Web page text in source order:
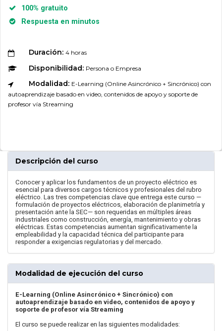
100% gratuito
Respuesta en minutos
Duración: 4 horas
Disponibilidad: Persona o Empresa
Modalidad: E-Learning (Online Asincrónico + Sincrónico) con
autoaprendizaje basado en video, contenidos de apoyo y soporte de
profesor vía Streaming
Descripción del curso
Conocer y aplicar los fundamentos de un proyecto eléctrico es
esencial para diversos cargos técnicos y profesionales del rubro
eléctrico. Las tres competencias clave que entrega este curso —
formulación de proyectos eléctricos, elaboración de planimetría y
presentación ante la SEC— son requeridas en múltiples áreas
industriales como construcción, energía, mantenimiento y obras
eléctricas. Estas competencias aumentan significativamente la
empleabilidad y la capacidad técnica del participante para
responder a exigencias regulatorias y del mercado.
Modalidad de ejecución del curso
E-Learning (Online Asincrónico + Sincrónico) con
autoaprendizaje basado en video, contenidos de apoyo y
soporte de profesor vía Streaming
El curso se puede realizar en las siguientes modalidades: